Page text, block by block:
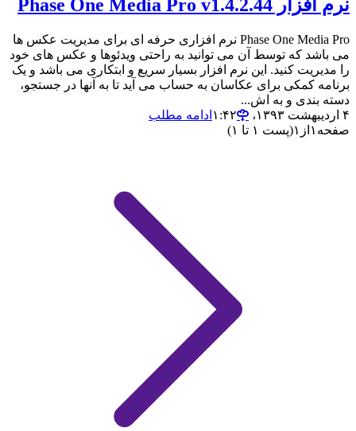
نرم افزار Phase One Media Pro v1.4.2.44
Phase One Media Pro نرم افزاری حرفه ای برای مدیریت عکس ها
می باشد که توسط آن می توانید به راحتی ویدئوها و عکس های خود
را مدیریت کنید. این نرم افزار بسیار سریع و ابتکاری می باشد و یک
برنامه کمکی برای عکاسان به حساب می آید تا به آنها در جستجو،
دسته بندی و به اش...
۴ اردیبهشت ۱۳۹۳،‏ ۱:۴۲
ادامه مطلب
صفحه ۱ از ۱(پست ۱ تا ۱)